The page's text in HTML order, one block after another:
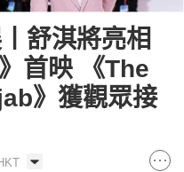
舒淇將亮相
首映 《The
》獲觀眾接